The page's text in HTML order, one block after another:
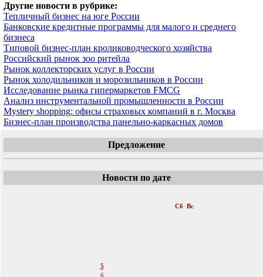
Другие новости в рубрике:
Тепличный бизнес на юге России
Банковские кредитные программы для малого и среднего
бизнеса
Типовой бизнес-план кролиководческого хозяйства
Российский рынок зоо ритейла
Рынок коллекторских услуг в России
Рынок холодильников и морозильников в России
Исследование рынка гипермаркетов FMCG
Анализ инструментальной промышленности в России
Mystery shopping: офисы страховых компаний в г. Москва
Бизнес-план производства панельно-каркасных домов
Предложение
Новости по дате
Сб Вс
5
6